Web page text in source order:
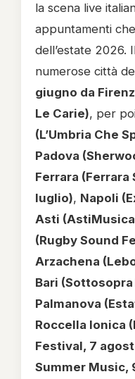
la scena live
appuntamenti
dell’estate 2026.
numerose città
giugno da
Le Carie), per
(L’Umbria Che
Padova
Ferrara (Ferrara
luglio), Napoli
Asti
(Rugby Sound
Arzachena
Bari
Palmanova
Roccella Ionica
Festival, 7
Summer Music,